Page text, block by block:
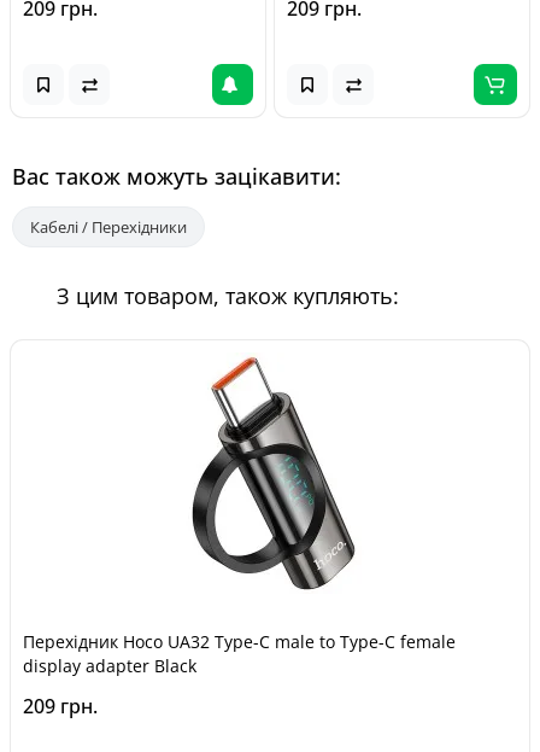
209 грн. 209 грн.
Вас також можуть зацікавити:
Кабелі / Перехідники
З цим товаром, також купляють:
Перехідник Hoco UA32 Type-C male to Type-C female
display adapter Black
209 грн.